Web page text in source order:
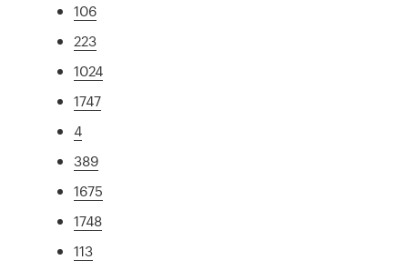
106
223
1024
1747
4
389
1675
1748
113